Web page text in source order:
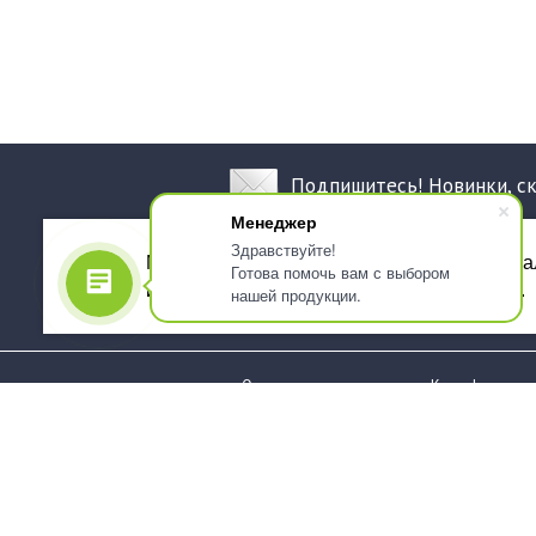
Менеджер
Здравствуйте!
Готова помочь вам с выбором
нашей продукции.
Подпишитесь! Новинки,
О компании
Как оформить
Мы используем файлы cookie, для
использованием сервиса Яндекс.Метрика.